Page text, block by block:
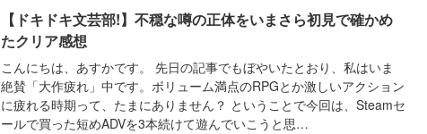
【ドキドキ文芸部!】不穏な噂の正体をいまさら初見で確かめ
たクリア感想
こんにちは、あすかです。 先日の記事でもぼやいたとおり、私はいま
絶賛「大作疲れ」中です。ボリューム満点のRPGとか激しいアクション
に疲れる時期って、たまにありません？ ということで今回は、Steamセ
ールで買った短めADVを3本続けて遊んでいこうと思…